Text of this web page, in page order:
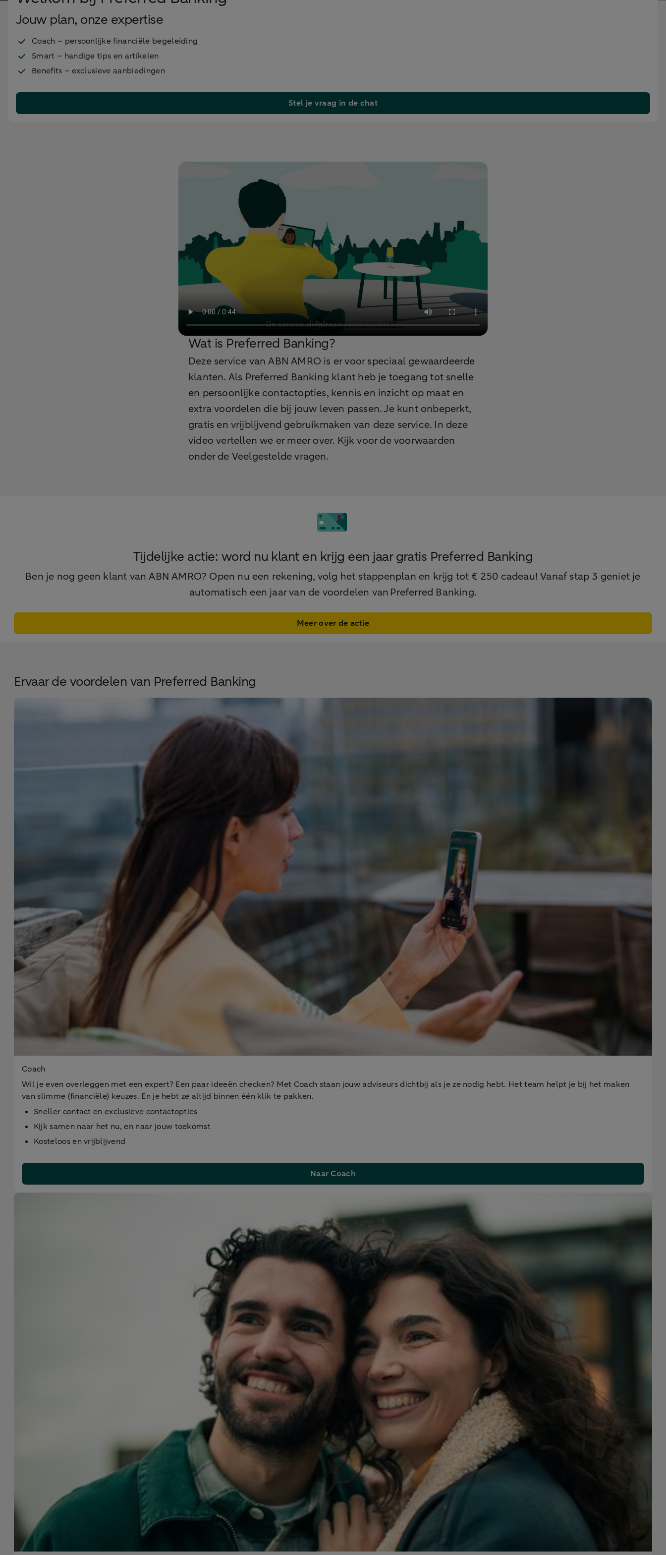
Jouw plan, onze expertise
Coach – persoonlijke financiële begeleiding
Smart – handige tips en artikelen
Benefits – exclusieve aanbiedingen
Stel je vraag in de chat
Wat is Preferred Banking?
Deze service van ABN AMRO is er voor speciaal gewaardeerde
klanten. Als Preferred Banking klant heb je toegang tot snelle
en persoonlijke contactopties, kennis en inzicht op maat en
extra voordelen die bij jouw leven passen. Je kunt onbeperkt,
gratis en vrijblijvend gebruikmaken van deze service. In deze
video vertellen we er meer over. Kijk voor de voorwaarden
onder de Veelgestelde vragen.
Tijdelijke actie: word nu klant en krijg een jaar gratis Preferred Banking
Ben je nog geen klant van ABN AMRO? Open nu een rekening, volg het stappenplan en krijg tot € 250 cadeau! Vanaf stap 3 geniet je
automatisch een jaar van de voordelen van Preferred Banking.
Meer over de actie
Ervaar de voordelen van Preferred Banking
Coach
Wil je even overleggen met een expert? Een paar ideeën checken? Met Coach staan jouw adviseurs dichtbij als je ze nodig hebt. Het team helpt je bij het maken
van slimme (financiële) keuzes. En je hebt ze altijd binnen één klik te pakken.
Sneller contact en exclusieve contactopties
Kijk samen naar het nu, en naar jouw toekomst
Kosteloos en vrijblijvend
Naar Coach